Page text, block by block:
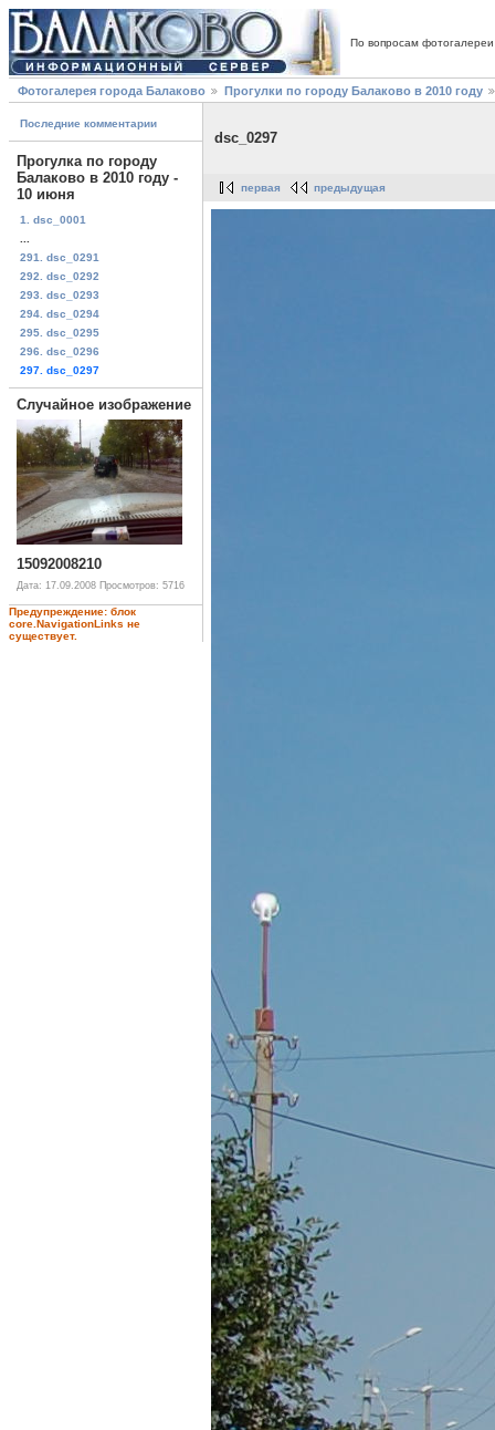
По вопросам
Фотогалерея города Балаково Прогулки по городу Балаково в 2010 году
Последние комментарии
Прогулка по городу
Балаково в 2010 году -
10 июня
1. dsc_0001
291. dsc_0291
292. dsc_0292
293. dsc_0293
294. dsc_0294
295. dsc_0295
296. dsc_0296
297. dsc_0297
Случайное изображение
15092008210
Дата: 17.09.2008 Просмотров: 5716
Предупреждение: блок
core.NavigationLinks не
существует.
dsc_0297
первая предыдущая